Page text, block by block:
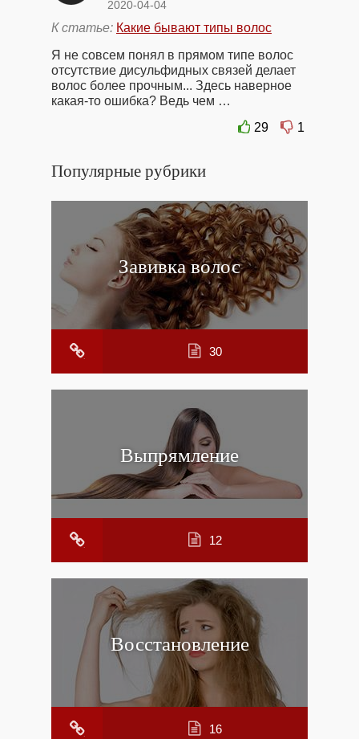
2020-04-04
К статье: Какие бывают типы волос
Я не совсем понял в прямом типе волос
отсутствие дисульфидных связей делает
волос более прочным... Здесь наверное
какая-то ошибка? Ведь чем …
29
1
Популярные рубрики
Завивка волос
30
Выпрямление
12
Восстановление
16